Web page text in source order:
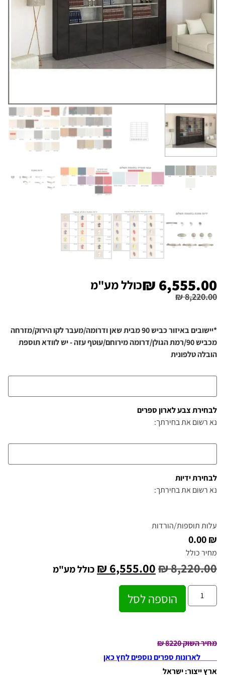
₪8,220.00
₪ 6,555.00 כולל מע"מ
*יישובים באיזור כביש 90 מבית שאן ודרומה/מעבר לקו הירוק/מזרחה
מכביש 90/רמת הגולן/דרומה מירוחם/עוטף עזה - יש לוודא תוספת
הובלה טלפונית
לבחירת צבע לארון ספרים
נא רשום את בחירתך:
לבחירת ידיות
נא רשום את בחירתך:
עלות תוספות/הורדות
₪ 0.00
מחיר כולל
₪8,220.00
₪ 6,555.00 כולל מע"מ
הוספה לסל
מחיר השוק 8220 ₪
לארונות ספרים נוספים לחץ כאן
ארץ ייצור: ישראל